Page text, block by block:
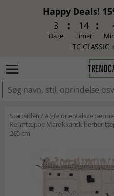
Happy Deals!
3
Dage
14
Timer
TC CLASSIC
LAGT I
Startsiden /Ægte orientalske
Kelimtæppe Marokkansk berber
265 cm